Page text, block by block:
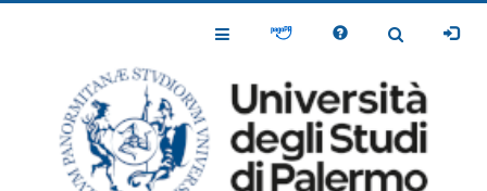
Toggle
Toggle